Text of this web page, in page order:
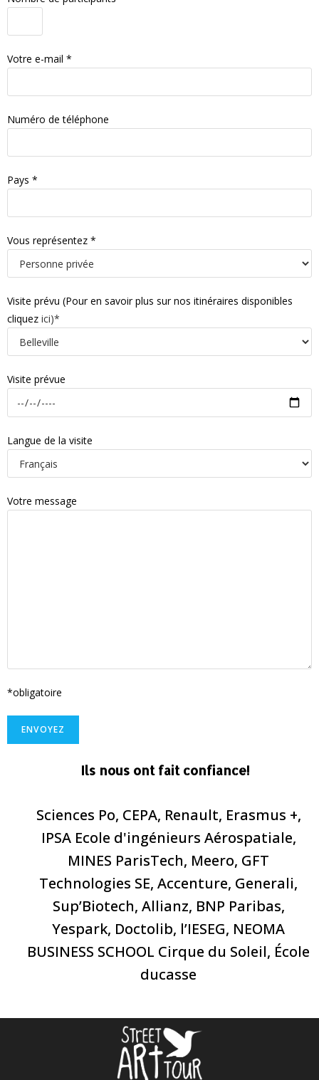
Votre e-mail *
Numéro de téléphone
Pays *
Vous représentez *
Visite prévu (Pour en savoir plus sur nos itinéraires disponibles
cliquez ici)*
Visite prévue
Langue de la visite
Votre message
*obligatoire
Ils nous ont fait confiance!
Sciences Po, CEPA, Renault, Erasmus +,
IPSA Ecole d'ingénieurs Aérospatiale,
MINES ParisTech, Meero, GFT
Technologies SE, Accenture, Generali,
Sup’Biotech, Allianz, BNP Paribas,
Yespark, Doctolib, l’IESEG, NEOMA
BUSINESS SCHOOL Cirque du Soleil, École
ducasse